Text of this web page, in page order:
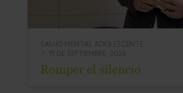
Romper el silencio